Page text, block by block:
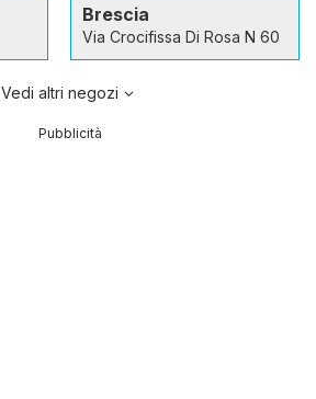
Brescia
Via Crocifissa Di Rosa N 60
Vedi altri negozi
Pubblicità